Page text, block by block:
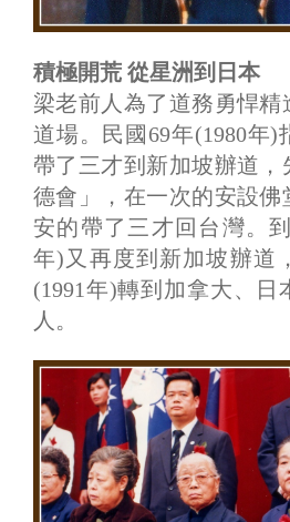
積極開荒 從星洲到日本
梁老前人為了道務勇悍精
道場。民國69年(1980年)
帶了三才到新加坡辦道，
德會」，在一次的安設
安的帶了三才回台灣。
年)又再度到新加坡辦道
(1991年)轉到加拿大、日
人。